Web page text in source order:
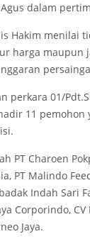
dalam
Hakim menilai
harga maupun
perkara 01/
11
PT Charoen
PT Malindo
Indah Sari
Corporindo, CV
Jaya.